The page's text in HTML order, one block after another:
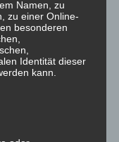
–
Energien
Namen, zu
zu einer Online-
besonderen
Identität dieser
kann.